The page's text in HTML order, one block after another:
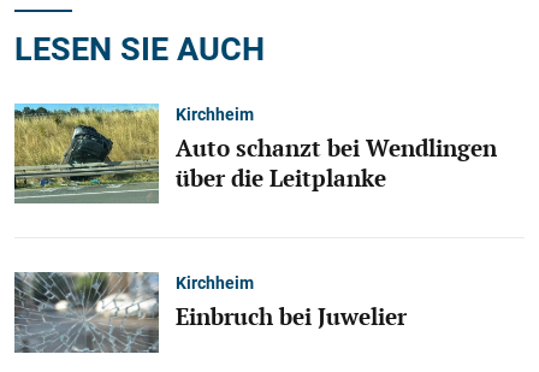
LESEN SIE AUCH
Kirchheim
Auto schanzt bei Wendlingen
über die Leitplanke
Kirchheim
Einbruch bei Juwelier